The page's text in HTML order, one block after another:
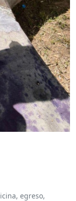
egreso,